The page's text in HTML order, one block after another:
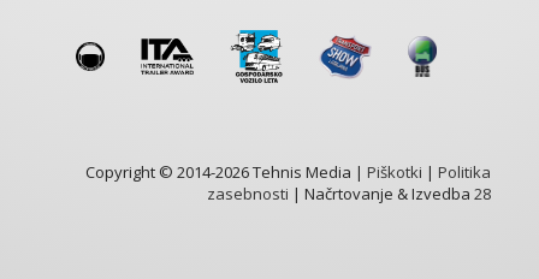
Copyright © 2014-2026 Tehnis Media | Piškotki | Politika
zasebnosti | Načrtovanje & Izvedba 28